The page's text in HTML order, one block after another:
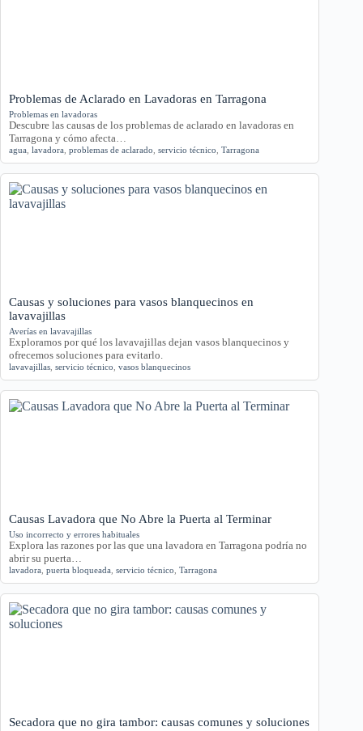
Problemas de Aclarado en Lavadoras en Tarragona
Problemas en lavadoras
Descubre las causas de los problemas de aclarado en lavadoras en
Tarragona y cómo afecta…
agua lavadora problemas de aclarado servicio técnico Tarragona
Causas y soluciones para vasos blanquecinos en
lavavajillas
Averías en lavavajillas
Exploramos por qué los lavavajillas dejan vasos blanquecinos y
ofrecemos soluciones para evitarlo.
lavavajillas servicio técnico vasos blanquecinos
Causas Lavadora que No Abre la Puerta al Terminar
Uso incorrecto y errores habituales
Explora las razones por las que una lavadora en Tarragona podría no
abrir su puerta…
lavadora puerta bloqueada servicio técnico Tarragona
Secadora que no gira tambor: causas comunes y soluciones